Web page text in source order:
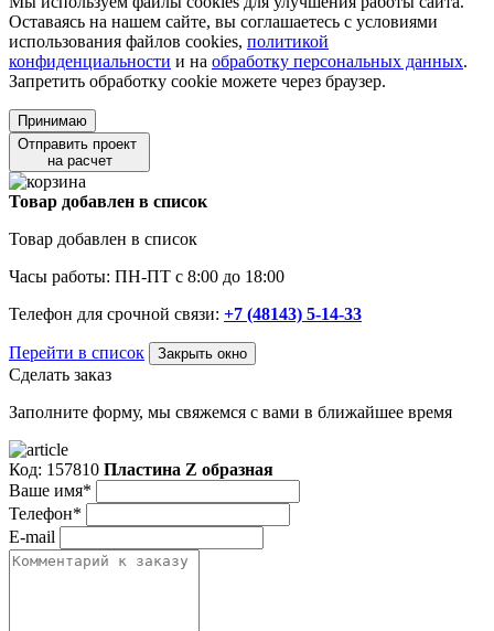
Оставаясь на нашем сайте, вы соглашаетесь с условиями
использования файлов cookies, политикой
конфиденциальности и на обработку персональных данных.
Запретить обработку cookie можете через браузер.
Принимаю
Отправить проект
на расчет
Товар добавлен в список
Товар добавлен в список
Часы работы: ПН-ПТ с 8:00 до 18:00
Телефон для срочной связи: +7 (48143) 5-14-33
Перейти в список Закрыть окно
Сделать заказ
Заполните форму, мы свяжемся с вами в ближайшее время
Код: 157810 Пластина Z образная
Ваше имя*
Телефон*
E-mail